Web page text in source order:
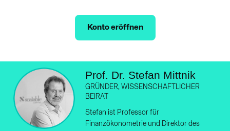
Konto eröffnen
Prof. Dr. Stefan Mittnik
GRÜNDER, WISSENSCHAFTLICHER
BEIRAT
Stefan ist Professor für
Finanzökonometrie und Direktor des